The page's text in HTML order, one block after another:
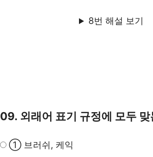
8번 해설 보기
09. 외래어 표기 규정에 모두 맞
① 브러쉬, 케익